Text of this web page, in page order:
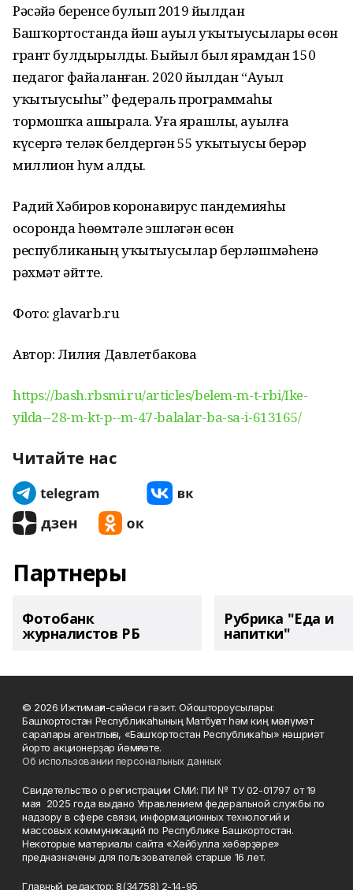
Рәсәйҙә беренсе булып 2019 йылдан
Башҡортостанда йәш ауыл уҡытыусылары өсөн
грант булдырылды. Быйыл был ярҙамдан 150
педагог файҙаланған. 2020 йылдан “Ауыл
уҡытыусыһы” федераль программаһы
тормошҡа ашырала. Уға ярашлы, ауылға
күсергә теләк белдергән 55 уҡытыусы берәр
миллион һум алды.
Радий Хәбиров коронавирус пандемияһы
осоронда һөҙөмтәле эшләгән өсөн
республиканың уҡытыусылар берләшмәһенә
рәхмәт әйтте.
Фото: glavarb.ru
Автор: Лилия Давлетбакова
https://bash.rbsmi.ru/articles/belem-m-t-rbi/Ike-
yilda--28-m-kt-p--m-47-balalar-ba-sa-i-613165/
Читайте нас
Партнеры
Фотобанк
журналистов РБ
Рубрика "Еда и
напитки"
© 2026 Ижтимағи-сәйәси гәзит. Ойоштороусылары:
Башҡортостан Республикаһының Матбуғат һәм киң мәғлүмәт
саралары агентлығы, «Башҡортостан Республикаһы» нәшриәт
йорто акционерҙар йәмғиәте.
Об использовании персональных данных
Свидетельство о регистрации СМИ: ПИ № ТУ 02-01797 от 19
мая 2025 года выдано Управлением федеральной службы по
надзору в сфере связи, информационных технологий и
массовых коммуникаций по Республике Башкортостан.
Некоторые материалы сайта «Хәйбулла хәбәрҙәре»
предназначены для пользователей старше 16 лет.
Главный редактор: 8(34758) 2-14-95